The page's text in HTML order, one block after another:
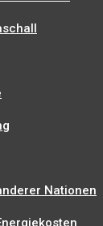
Nationen